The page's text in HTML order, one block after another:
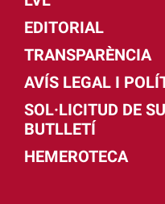
EDITORIAL
TRANSPARÈNCIA
AVÍS LEGAL I
SOL·LICITUD DE
BUTLLETÍ
HEMEROTECA